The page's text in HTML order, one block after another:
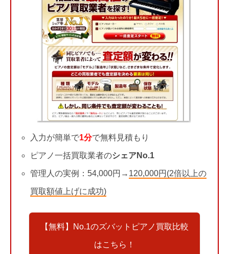
入力が簡単で1分で無料見積もり
ピアノ一括買取業者のシェアNo.1
管理人の実例：54,000円→ 120,000円(2倍以上の
買取額値上げに成功)
【無料】No.1のズバットピアノ買取比較
はこちら！